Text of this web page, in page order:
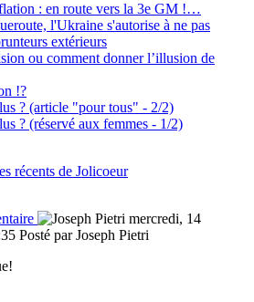
: en route vers la 3e GM !…
l'Ukraine s'autorise à ne pas
extérieurs
ou comment donner l’illusion de
!?
? (article "pour tous" - 2/2)
? (réservé aux femmes - 1/2)
récents de Jolicoeur
mercredi, 14
Posté par Joseph Pietri